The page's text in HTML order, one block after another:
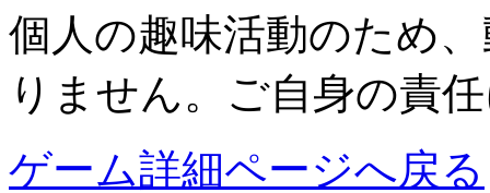
個人の趣味活動のため
りません。ご自身の責
ゲーム詳細ページへ戻る